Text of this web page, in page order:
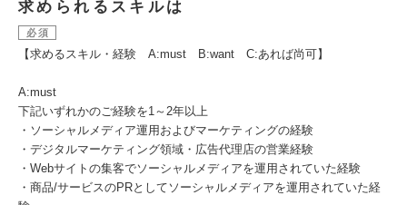
求められるスキルは
必須
【求めるスキル・経験 A:must B:want C:あれば尚可】
A:must
下記いずれかのご経験を1～2年以上
・ソーシャルメディア運用およびマーケティングの経験
・デジタルマーケティング領域・広告代理店の営業経験
・Webサイトの集客でソーシャルメディアを運用されていた経験
・商品/サービスのPRとしてソーシャルメディアを運用されていた経